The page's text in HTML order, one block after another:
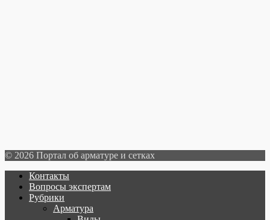
© 2026 Портал об арматуре и сетках
Контакты
Вопросы экспертам
Рубрики
Арматура